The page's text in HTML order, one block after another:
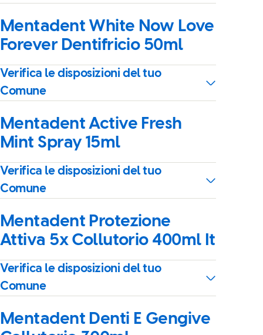
Mentadent White Now Love
Forever Dentifricio 50ml
Verifica le disposizioni del tuo
Comune
Mentadent Active Fresh
Mint Spray 15ml
Verifica le disposizioni del tuo
Comune
Mentadent Protezione
Attiva 5x Collutorio 400ml It
Verifica le disposizioni del tuo
Comune
Mentadent Denti E Gengive